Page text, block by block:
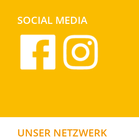
SOCIAL MEDIA
UNSER NETZWERK